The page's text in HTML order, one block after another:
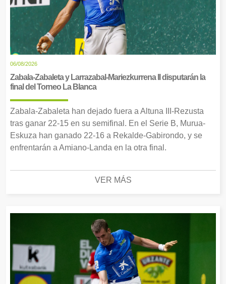
06/08/2026
Zabala-Zabaleta y Larrazabal-Mariezkurrena II disputarán la
final del Torneo La Blanca
Zabala-Zabaleta han dejado fuera a Altuna III-Rezusta
tras ganar 22-15 en su semifinal. En el Serie B, Murua-
Eskuza han ganado 22-16 a Rekalde-Gabirondo, y se
enfrentarán a Amiano-Landa en la otra final.
VER MÁS